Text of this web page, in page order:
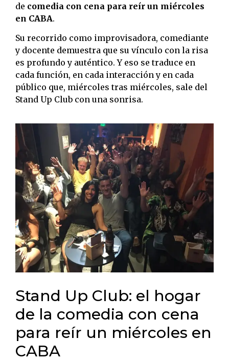
de comedia con cena para reír un miércoles
en CABA.
Su recorrido como improvisadora, comediante
y docente demuestra que su vínculo con la risa
es profundo y auténtico. Y eso se traduce en
cada función, en cada interacción y en cada
público que, miércoles tras miércoles, sale del
Stand Up Club con una sonrisa.
Stand Up Club: el hogar
de la comedia con cena
para reír un miércoles en
CABA